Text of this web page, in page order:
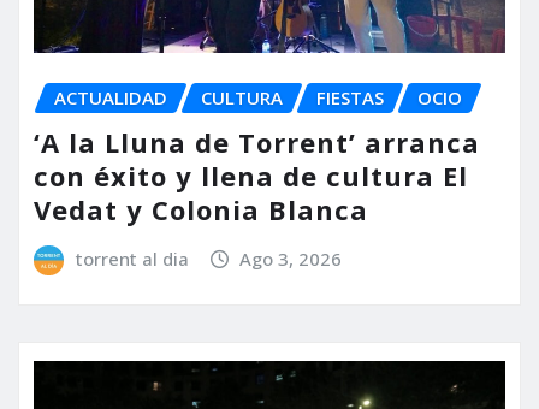
ACTUALIDAD CULTURA FIESTAS OCIO
‘A la Lluna de Torrent’ arranca
con éxito y llena de cultura El
Vedat y Colonia Blanca
torrent al dia Ago 3, 2026